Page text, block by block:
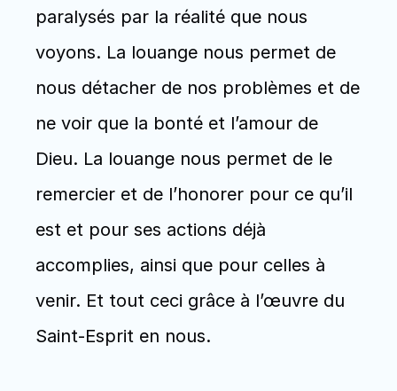
paralysés par la réalité que nous
voyons. La louange nous permet de
nous détacher de nos problèmes et de
ne voir que la bonté et l’amour de
Dieu. La louange nous permet de le
remercier et de l’honorer pour ce qu’il
est et pour ses actions déjà
accomplies, ainsi que pour celles à
venir. Et tout ceci grâce à l’œuvre du
Saint-Esprit en nous.